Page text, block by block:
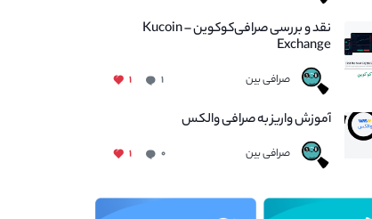
نقد و بررسی صرافی‌کوکوین – Kucoin
Exchange
صرافی بین ۱ ۱
آموزش واریز به صرافی والکس
صرافی بین ۰ ۱